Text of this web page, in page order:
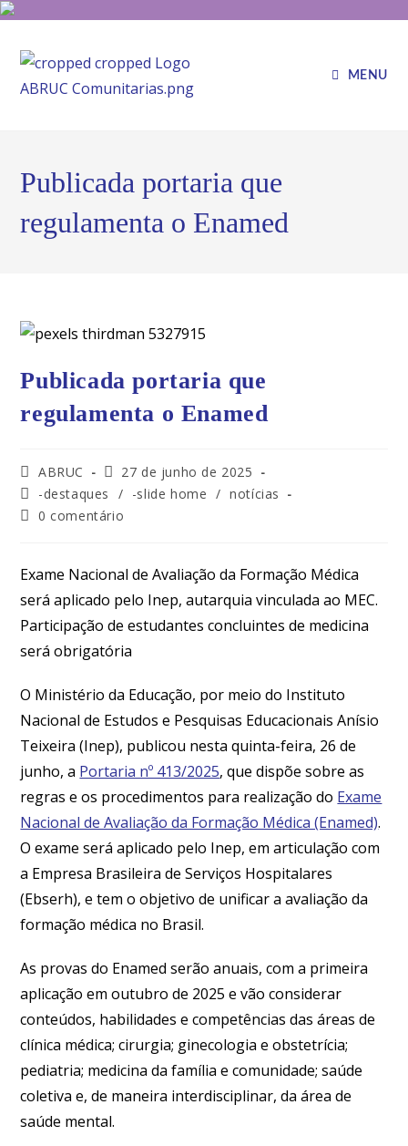
MENU
Publicada portaria que
regulamenta o Enamed
Publicada portaria que
regulamenta o Enamed
ABRUC
27 de junho de 2025
-destaques
/ -slide home / notícias
0 comentário
Exame Nacional de Avaliação da Formação Médica
será aplicado pelo Inep, autarquia vinculada ao MEC.
Participação de estudantes concluintes de medicina
será obrigatória
O Ministério da Educação, por meio do Instituto
Nacional de Estudos e Pesquisas Educacionais Anísio
Teixeira (Inep), publicou nesta quinta-feira, 26 de
junho, a Portaria nº 413/2025, que dispõe sobre as
regras e os procedimentos para realização do Exame
Nacional de Avaliação da Formação Médica (Enamed).
O exame será aplicado pelo Inep, em articulação com
a Empresa Brasileira de Serviços Hospitalares
(Ebserh), e tem o objetivo de unificar a avaliação da
formação médica no Brasil.
As provas do Enamed serão anuais, com a primeira
aplicação em outubro de 2025 e vão considerar
conteúdos, habilidades e competências das áreas de
clínica médica; cirurgia; ginecologia e obstetrícia;
pediatria; medicina da família e comunidade; saúde
coletiva e, de maneira interdisciplinar, da área de
saúde mental.